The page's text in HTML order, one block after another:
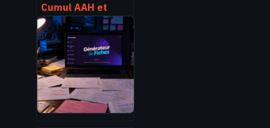
Cumul AAH et
auto-
entrepreneur : 6
mois de grâce,
abattements et
déconjugalisation
pour sécuriser vos
revenus